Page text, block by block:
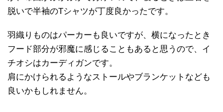
脱いで半袖のTシャツが丁度良かったです。
羽織りものはパーカーも良いですが、横になったとき
フード部分が邪魔に感じることもあると思うので、イ
チオシはカーディガンです。
肩にかけられるようなストールやブランケットなども
良いかもしれません。